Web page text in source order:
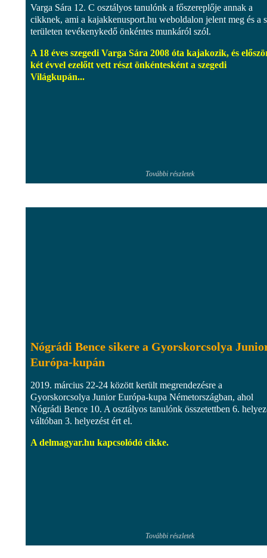
Varga Sára 12. C osztályos tanulónk a főszereplője annak a
cikknek, ami a kajakkenusport.hu weboldalon jelent meg és a
területen tevékenykedő önkéntes munkáról szól.
A 18 éves szegedi Varga Sára 2008 óta kajakozik, és
két évvel ezelőtt vett részt önkéntesként a szegedi
Világkupán...
További részletek
Nógrádi Bence sikere a Gyorskorcsolya
Európa-kupán
2019. március 22-24 között került megrendezésre a
Gyorskorcsolya Junior Európa-kupa Németországban, ahol
Nógrádi Bence 10. A osztályos tanulónk összetettben 6.
váltóban 3. helyezést ért el.
A delmagyar.hu kapcsolódó cikke.
További részletek